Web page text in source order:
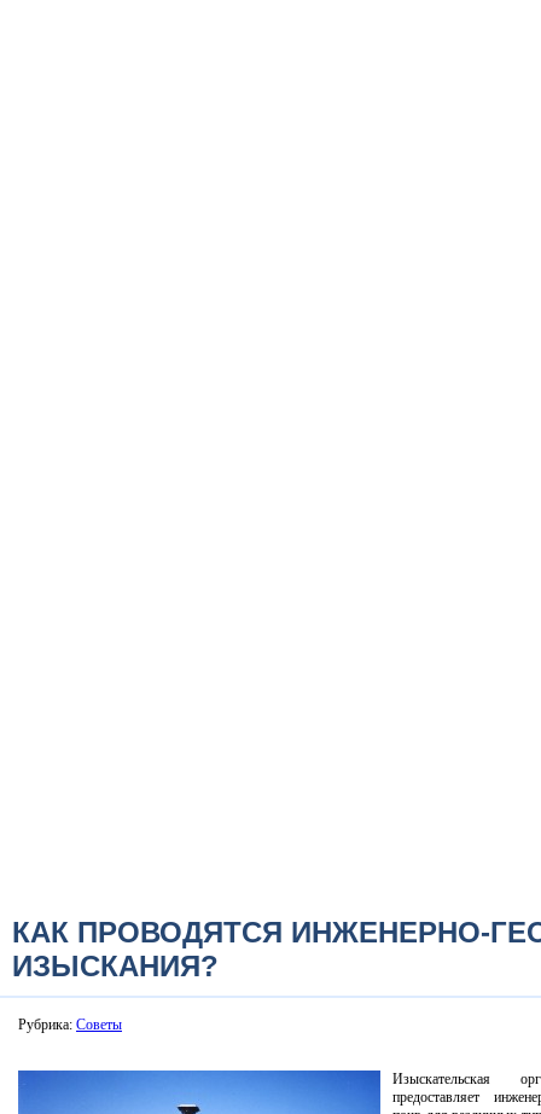
КАК ПРОВОДЯТСЯ ИНЖЕНЕРНО-
ИЗЫСКАНИЯ?
Рубрика: Советы
Изыскательская
предоставляет